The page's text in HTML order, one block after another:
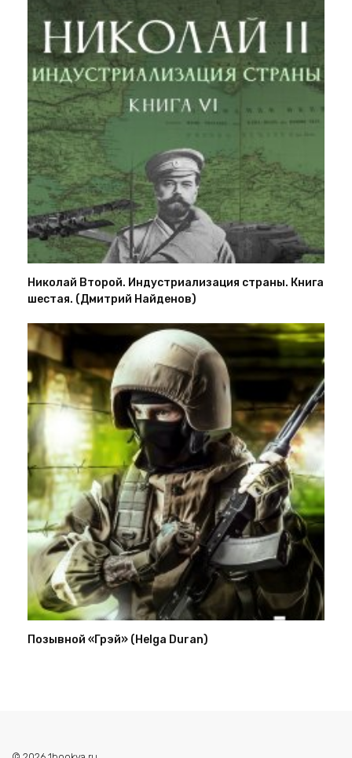
Николай Второй. Индустриализация страны. Книга
шестая. (Дмитрий Найденов)
Позывной «Грэй» (Helga Duran)